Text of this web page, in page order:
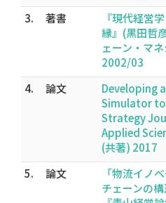
3.
著書
『現代経営
縁』(黒田哲
ェーン・マ
2002/03
4.
論文
Developing
Simulator to
Strategy
Applied
(共著) 2017
5.
論文
「物流イノ
チェーンの